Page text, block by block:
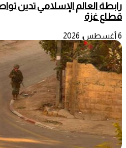
رابطة العالم الإسلامي تدين
قطاع غزة
6 أغسطس، 2026